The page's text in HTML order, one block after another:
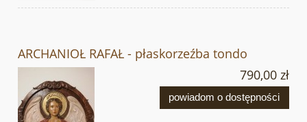
ARCHANIOŁ RAFAŁ - płaskorzeźba tondo
790,00 zł
powiadom o dostępności